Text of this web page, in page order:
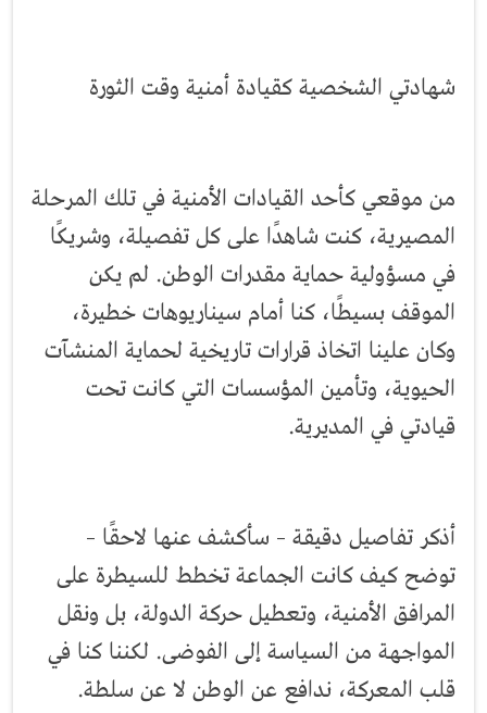
شهادتي الشخصية كقيادة أمنية وقت الثورة
من موقعي كأحد القيادات الأمنية في تلك المرحلة
المصيرية، كنت شاهدًا على كل تفصيلة، وشريكًا
في مسؤولية حماية مقدرات الوطن. لم يكن
الموقف بسيطًا، كنا أمام سيناريوهات خطيرة،
وكان علينا اتخاذ قرارات تاريخية لحماية المنشآت
الحيوية، وتأمين المؤسسات التي كانت تحت
قيادتي في المديرية.
أذكر تفاصيل دقيقة – سأكشف عنها لاحقًا –
توضح كيف كانت الجماعة تخطط للسيطرة على
المرافق الأمنية، وتعطيل حركة الدولة، بل ونقل
المواجهة من السياسة إلى الفوضى. لكننا كنا في
قلب المعركة، ندافع عن الوطن لا عن سلطة.